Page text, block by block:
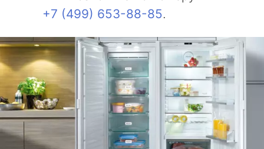
+7 (499) 653-88-85.